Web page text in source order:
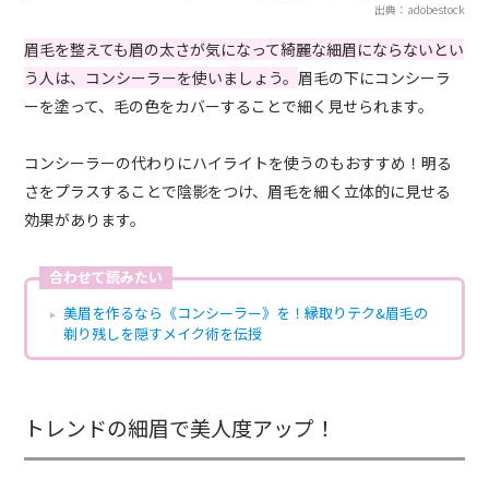
出典：adobestock
眉毛を整えても眉の太さが気になって綺麗な細眉にならないとい
う人は、コンシーラーを使いましょう。眉毛の下にコンシーラ
ーを塗って、毛の色をカバーすることで細く見せられます。
コンシーラーの代わりにハイライトを使うのもおすすめ！明る
さをプラスすることで陰影をつけ、眉毛を細く立体的に見せる
効果があります。
合わせて読みたい
美眉を作るなら《コンシーラー》を！縁取りテク&眉毛の
剃り残しを隠すメイク術を伝授
トレンドの細眉で美人度アップ！